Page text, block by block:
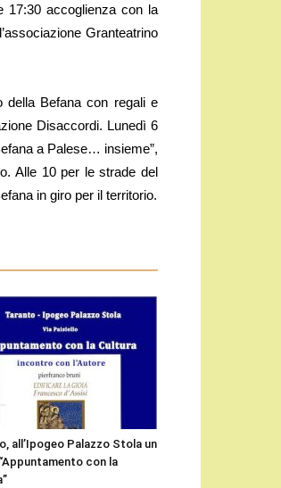
17:30 accoglienza con la
Granteatrino
della Befana con regali e
Disaccordi. Lunedì 6
a Palese… insieme”,
Alle 10 per le strade del
in giro per il territorio.
all’Ipogeo Palazzo Stola un
con la